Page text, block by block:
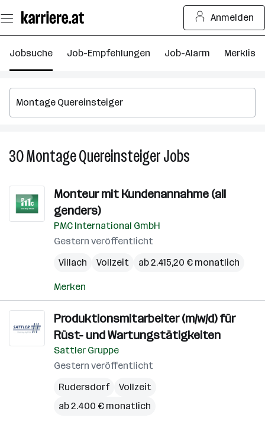
Seiteninhalt
springen
Anmelden
Jobsuche Job-Empfehlungen Job-Alarm Merkliste
30Montage QuereinsteigerJobs
Jobs
Monteur mit Kundenannahme (all
genders)
PMC International GmbH
Gestern veröffentlicht
Villach
Vollzeit ab 2.415,20 € monatlich
Merken
Produktionsmitarbeiter (m/w/d) für
Rüst- und Wartungstätigkeiten
Sattler Gruppe
Gestern veröffentlicht
Rudersdorf
Vollzeit
ab 2.400 € monatlich